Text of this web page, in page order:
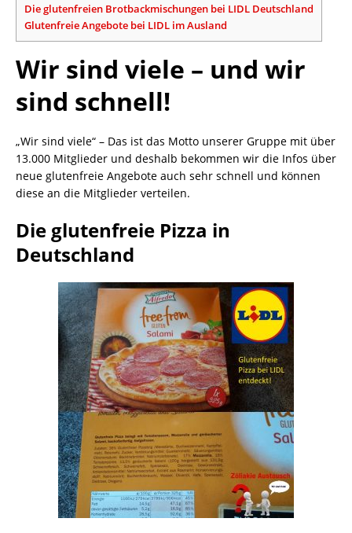
Die glutenfreien Brotbackmischungen bei LIDL Deutschland
Glutenfreie Angebote bei LIDL im Ausland
Wir sind viele – und wir
sind schnell!
„Wir sind viele“ – Das ist das Motto unserer Gruppe mit über
13.000 Mitglieder und deshalb bekommen wir die Infos über
neue glutenfreie Angebote auch sehr schnell und können
diese an die Mitglieder verteilen.
Die glutenfreie Pizza in
Deutschland